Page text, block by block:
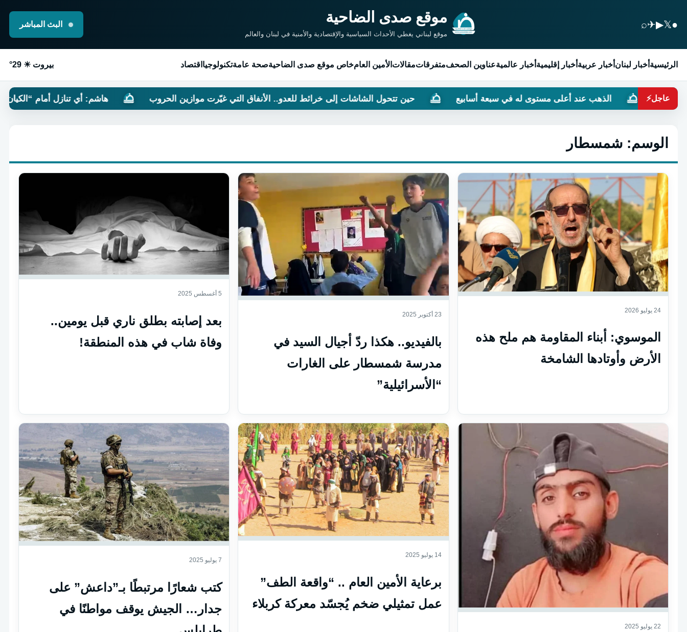
●
𝕏
▶
✈
⌕ موقع صدى الضاحية
موقع لبناني يغطي الأحداث السياسية والإقتصادية والأمنية في لبنان والعالم
البث المباشر
الرئيسية أخبار لبنان أخبار عربية أخبار إقليمية أخبار عالميةعناوين الصحفمتفرقاتمقالات الأمين العامخاص موقع صدى الضاحيةصحة عامةتكنولوجيا اقتصاد بيروت ☀ 29°
عاجل⚡
الذهب عند أعلى مستوى له في سبعة أسابيع حين تتحول الشاشات إلى خرائط للعدو.. الأنفاق التي غيّرت موازين الحروب هاشم: أي تنازل أمام “الكيان” سيدفعه إلى
الوسم: شمسطار
24 يوليو 2026
الموسوي: أبناء المقاومة هم ملح هذه
الأرض وأوتادها الشامخة
23 أكتوبر 2025
بالفيديو.. هكذا ردّ أجيال السيد في
مدرسة شمسطار على الغارات
“الأسرائيلية”
5 أغسطس 2025
بعد إصابته بطلق ناري قبل يومين..
وفاة شاب في هذه المنطقة!
22 يوليو 2025
14 يوليو 2025
برعاية الأمين العام .. “واقعة الطف”
عمل تمثيلي ضخم يُجسّد معركة كربلاء
7 يوليو 2025
كتب شعارًا مرتبطًا بـ”داعش” على
جدار… الجيش يوقف مواطنًا في